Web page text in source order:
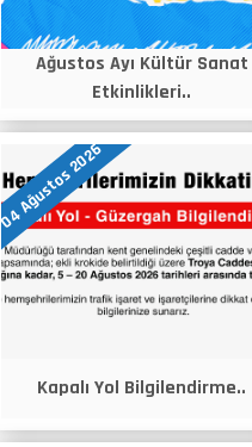
Ağustos Ayı Kültür Sanat
Etkinlikleri..
04 Ağustos 2026
Kapalı Yol Bilgilendirme..